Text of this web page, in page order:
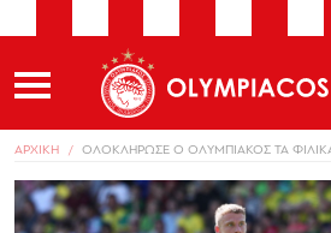
ΑΡΧΙΚΗ ΟΛΟΚΛΗΡΩΣΕ Ο ΟΛΥΜΠΙΑΚΟΣ ΤΑ